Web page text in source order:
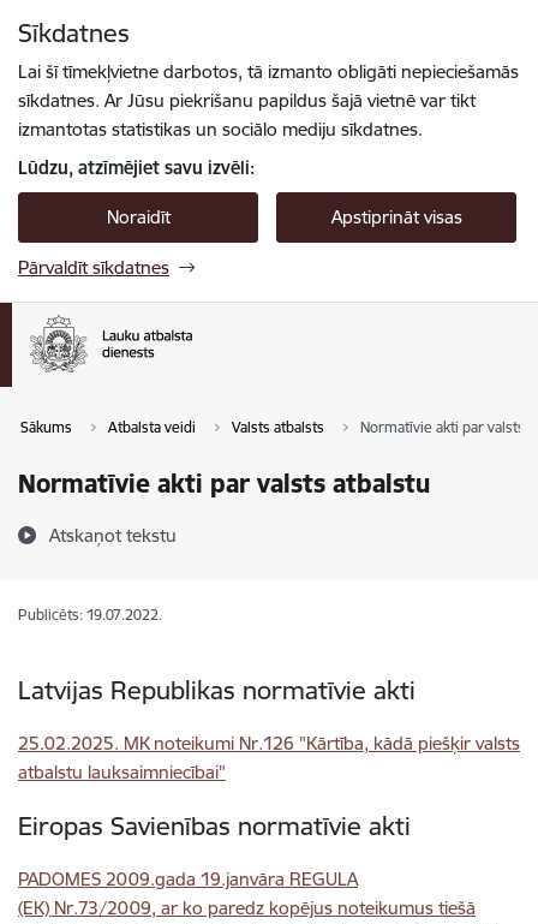
Sīkdatnes
Lai šī tīmekļvietne darbotos, tā izmanto obligāti nepieciešamās
sīkdatnes. Ar Jūsu piekrišanu papildus šajā vietnē var tikt
izmantotas statistikas un sociālo mediju sīkdatnes.
Lūdzu, atzīmējiet savu izvēli:
Noraidīt Apstiprināt visas
Pārvaldīt sīkdatnes
Sākums Atbalsta veidi Valsts atbalsts Normatīvie akti par valsts
Normatīvie akti par valsts atbalstu
Atskaņot tekstu
Publicēts: 19.07.2022.
Latvijas Republikas normatīvie akti
25.02.2025. MK noteikumi Nr.126 "Kārtība, kādā piešķir valsts
atbalstu lauksaimniecībai"
Eiropas Savienības normatīvie akti
PADOMES 2009.gada 19.janvāra REGULA
(EK) Nr.73/2009, ar ko paredz kopējus noteikumus tiešā